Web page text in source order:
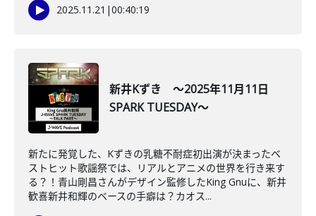
2025.11.21 |00:40:19
新井Kずき ～2025年11月11日
SPARK TUESDAY～
新たに発覚した、Kずきの乳糖不耐症初出演が決まったベ
ストヒット歌謡祭では、リアルとアニメの世界を行き来す
る？！青山剛昌さんがデザイン監修したKing Gnuに、新井
歓喜新井和輝のベースの手癖は？カオス...